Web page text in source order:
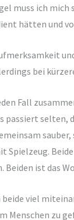
muss ich mich
hätten und
bei
Fall
passiert selten,
Spielzeug.
ist das
beide viel
Menschen zu